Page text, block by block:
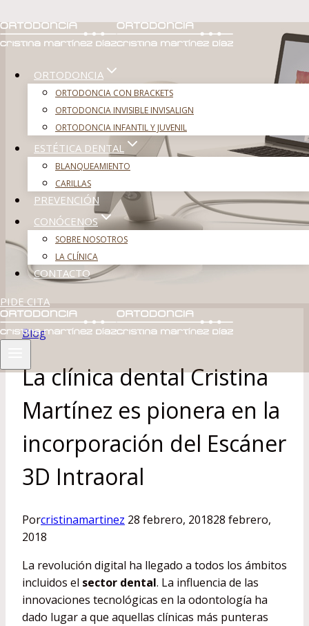
Saltar
al
ORTODONCIA
ORTODONCIA CON BRACKETS
ORTODONCIA INVISIBLE INVISALIGN
ORTODONCIA INFANTIL Y JUVENIL
ESTÉTICA DENTAL
BLANQUEAMIENTO
CARILLAS
PREVENCIÓN
CONÓCENOS
SOBRE NOSOTROS
LA CLÍNICA
CONTACTO
PIDE CITA
Blog
La clínica dental Cristina
Martínez es pionera en la
incorporación del Escáner
3D Intraoral
Porcristinamartinez 28 febrero, 201828 febrero,
2018
La revolución digital ha llegado a todos los ámbitos
incluidos el sector dental. La influencia de las
innovaciones tecnológicas en la odontología ha
dado lugar a que aquellas clínicas más punteras